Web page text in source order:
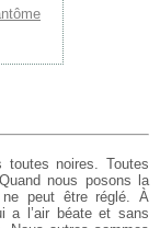
toutes noires. Toutes
nous posons la
peut être réglé. À
a l’air béate et sans